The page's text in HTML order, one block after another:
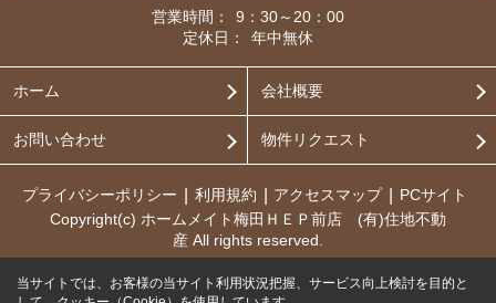
営業時間：
9：30～20：00
定休日：
年中無休
ホーム 会社概要
お問い合わせ 物件リクエスト
プライバシーポリシー 利用規約 アクセスマップ
PCサイト
Copyright(c) ホームメイト梅田ＨＥＰ前店 (有)住地不動
産 All rights reserved.
当サイトでは、お客様の当サイト利用状況把握、サービス向上検討を目的と